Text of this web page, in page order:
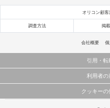
オリコン顧
調査方法 掲
会社概要
引用・転
当サイトで公開されている情報（文字、写真
これらの情報を権利者の許可なく無断転載・
利用者の
当サイトに掲載している内容はすべてサービ
クッキーの